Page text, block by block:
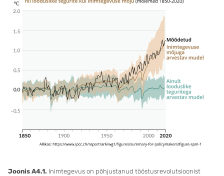
Joonis A4.1. Inimtegevus on põhjustanud tööstusrevolutsioonist